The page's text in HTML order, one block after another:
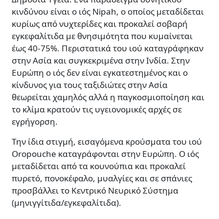
κινδύνου είναι ο ιός Nipah, ο οποίος μεταδίδεται
κυρίως από νυχτερίδες και προκαλεί σοβαρή
εγκεφαλίτιδα με θνησιμότητα που κυμαίνεται
έως 40-75%. Περιστατικά του ιού καταγράφηκαν
στην Ασία και συγκεκριμένα στην Ινδία. Στην
Ευρώπη ο ιός δεν είναι εγκατεστημένος και ο
κίνδυνος για τους ταξιδιώτες στην Ασία
θεωρείται χαμηλός αλλά η παγκοσμιοποίηση και
το κλίμα κρατούν τις υγειονομικές αρχές σε
εγρήγορση.
Την ίδια στιγμή, εισαγόμενα κρούσματα του ιού
Oropouche καταγράφονται στην Ευρώπη. Ο ιός
μεταδίδεται από τα κουνούπια και προκαλεί
πυρετό, πονοκέφαλο, μυαλγίες και σε σπάνιες
προσβάλλει το Κεντρικό Νευρικό Σύστημα
(μηνιγγίτιδα/εγκεφαλίτιδα).